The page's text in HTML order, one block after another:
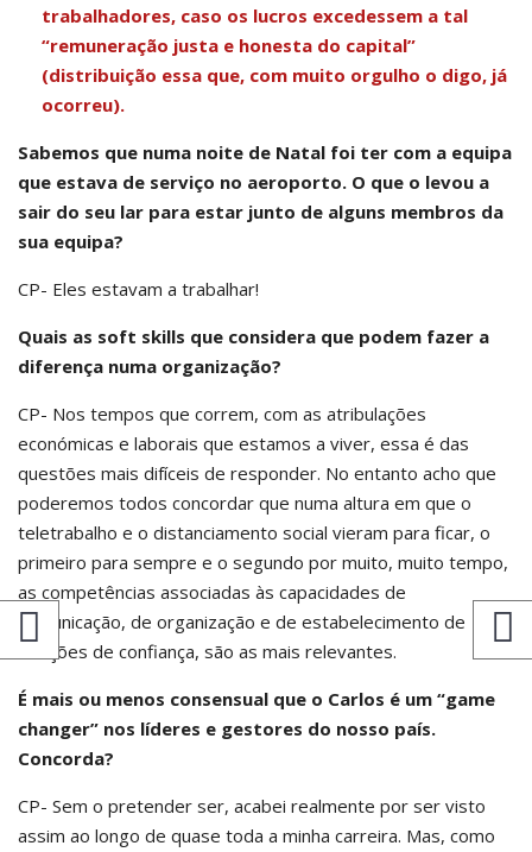
trabalhadores, caso os lucros excedessem a tal
“remuneração justa e honesta do capital”
(distribuição essa que, com muito orgulho o digo, já
ocorreu).
Sabemos que numa noite de Natal foi ter com a equipa
que estava de serviço no aeroporto. O que o levou a
sair do seu lar para estar junto de alguns membros da
sua equipa?
CP- Eles estavam a trabalhar!
Quais as soft skills que considera que podem fazer a
diferença numa organização?
CP- Nos tempos que correm, com as atribulações
económicas e laborais que estamos a viver, essa é das
questões mais difíceis de responder. No entanto acho que
poderemos todos concordar que numa altura em que o
teletrabalho e o distanciamento social vieram para ficar, o
primeiro para sempre e o segundo por muito, muito tempo,
as competências associadas às capacidades de
comunicação, de organização e de estabelecimento de
relações de confiança, são as mais relevantes.
É mais ou menos consensual que o Carlos é um “game
changer” nos líderes e gestores do nosso país.
Concorda?
CP- Sem o pretender ser, acabei realmente por ser visto
assim ao longo de quase toda a minha carreira. Mas, como